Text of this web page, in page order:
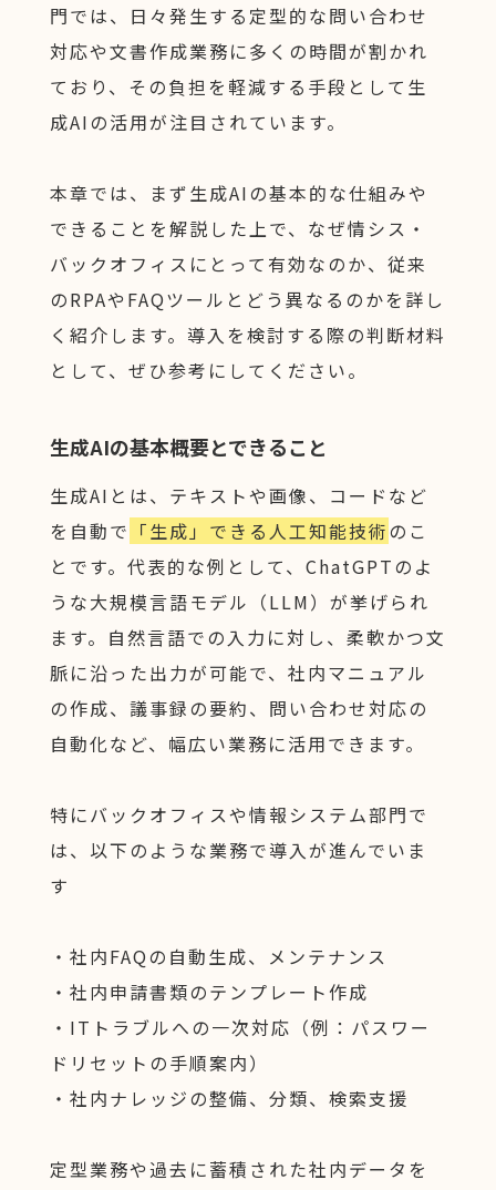
門では、日々発生する定型的な問い合わせ
対応や文書作成業務に多くの時間が割かれ
ており、その負担を軽減する手段として生
成AIの活用が注目されています。
本章では、まず生成AIの基本的な仕組みや
できることを解説した上で、なぜ情シス・
バックオフィスにとって有効なのか、従来
のRPAやFAQツールとどう異なるのかを詳し
く紹介します。導入を検討する際の判断材料
として、ぜひ参考にしてください。
生成AIの基本概要とできること
生成AIとは、テキストや画像、コードなど
を自動で 「生成」できる人工知能技術のこ
とです。代表的な例として、ChatGPTのよ
うな大規模言語モデル（LLM）が挙げられ
ます。自然言語での入力に対し、柔軟かつ文
脈に沿った出力が可能で、社内マニュアル
の作成、議事録の要約、問い合わせ対応の
自動化など、幅広い業務に活用できます。
特にバックオフィスや情報システム部門で
は、以下のような業務で導入が進んでいま
す
・社内FAQの自動生成、メンテナンス
・社内申請書類のテンプレート作成
・ITトラブルへの一次対応（例：パスワー
ドリセットの手順案内）
・社内ナレッジの整備、分類、検索支援
定型業務や過去に蓄積された社内データを